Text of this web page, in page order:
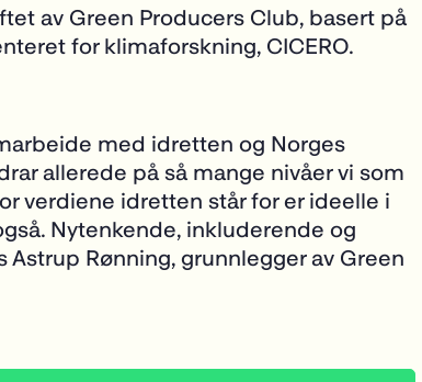
av Green Producers Club, basert på
for klimaforskning, CICERO.
med idretten og Norges
allerede på så mange nivåer vi som
verdiene idretten står for er ideelle i
Nytenkende, inkluderende og
Rønning, grunnlegger av Green